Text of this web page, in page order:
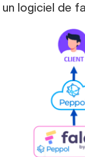
logiciel de